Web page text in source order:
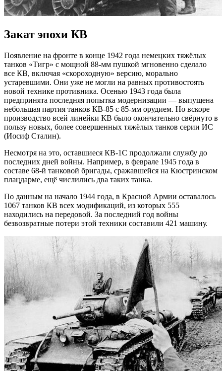
Закат эпохи КВ
Появление на фронте в конце 1942 года немецких тяжёлых
танков «Тигр» с мощной 88-мм пушкой мгновенно сделало
все КВ, включая «скороходную» версию, морально
устаревшими. Они уже не могли на равных противостоять
новой технике противника. Осенью 1943 года была
предпринята последняя попытка модернизации — выпущена
небольшая партия танков КВ-85 с 85-мм орудием. Но вскоре
производство всей линейки КВ было окончательно свёрнуто в
пользу новых, более совершенных тяжёлых танков серии ИС
(Иосиф Сталин).
Несмотря на это, оставшиеся КВ-1С продолжали службу до
последних дней войны. Например, в феврале 1945 года в
составе 68-й танковой бригады, сражавшейся на Кюстринском
плацдарме, ещё числились два таких танка.
По данным на начало 1944 года, в Красной Армии оставалось
1067 танков КВ всех модификаций, из которых 555
находились на передовой. За последний год войны
безвозвратные потери этой техники составили 421 машину.